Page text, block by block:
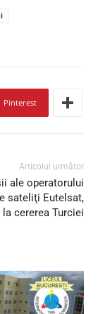
Pinterest
Articolul următor
ale operatorului
sateliţi Eutelsat,
la cererea Turciei